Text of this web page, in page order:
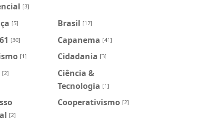
[3]
[5] Brasil [12]
[30] Capanema [41]
[1] Cidadania [3]
[2]
Ciência &
Tecnologia [1]
[2]
Cooperativismo [2]